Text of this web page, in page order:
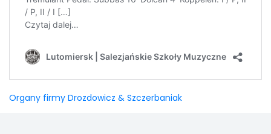
Organy firmy Drozdowicz & Szczerbaniak